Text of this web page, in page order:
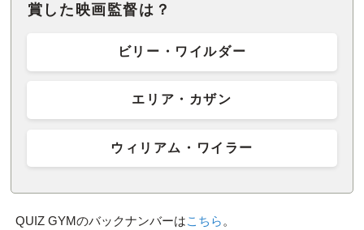
賞した映画監督は？
ビリー・ワイルダー
エリア・カザン
ウィリアム・ワイラー
QUIZ GYMのバックナンバーはこちら 。